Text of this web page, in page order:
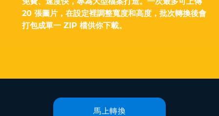
20 張圖片，在設定裡調整寬度和高度，批次轉換後會
打包成單一 ZIP 檔供你下載。
馬上轉換